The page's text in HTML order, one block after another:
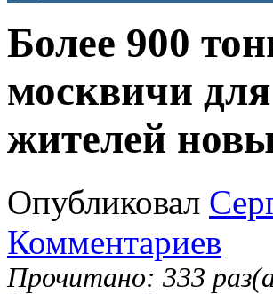
Более 900
москвичи
жителей
Опубликовал
Комментариев
Прочитано: 333